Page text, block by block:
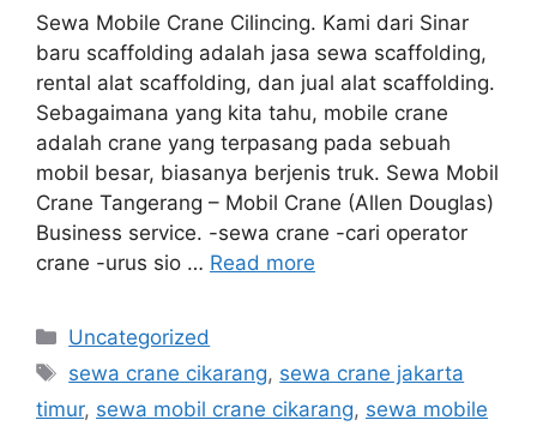
Sewa Mobile Crane Cilincing. Kami dari Sinar
baru scaffolding adalah jasa sewa scaffolding,
rental alat scaffolding, dan jual alat scaffolding.
Sebagaimana yang kita tahu, mobile crane
adalah crane yang terpasang pada sebuah
mobil besar, biasanya berjenis truk. Sewa Mobil
Crane Tangerang – Mobil Crane (Allen Douglas)
Business service. -sewa crane -cari operator
crane -urus sio … Read more
Categories
Uncategorized
Tags
sewa crane cikarang, sewa crane jakarta
timur, sewa mobil crane cikarang, sewa mobile